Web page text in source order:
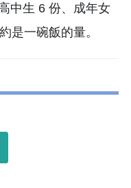
中生 6 份、成年女
是一碗飯的量。